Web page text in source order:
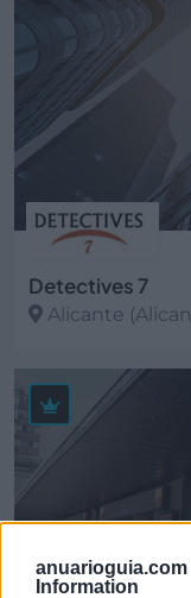
anuarioguia.com
Information
Detectives 7
Alicante